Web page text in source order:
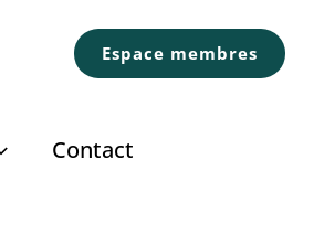
Espace membres
Contact